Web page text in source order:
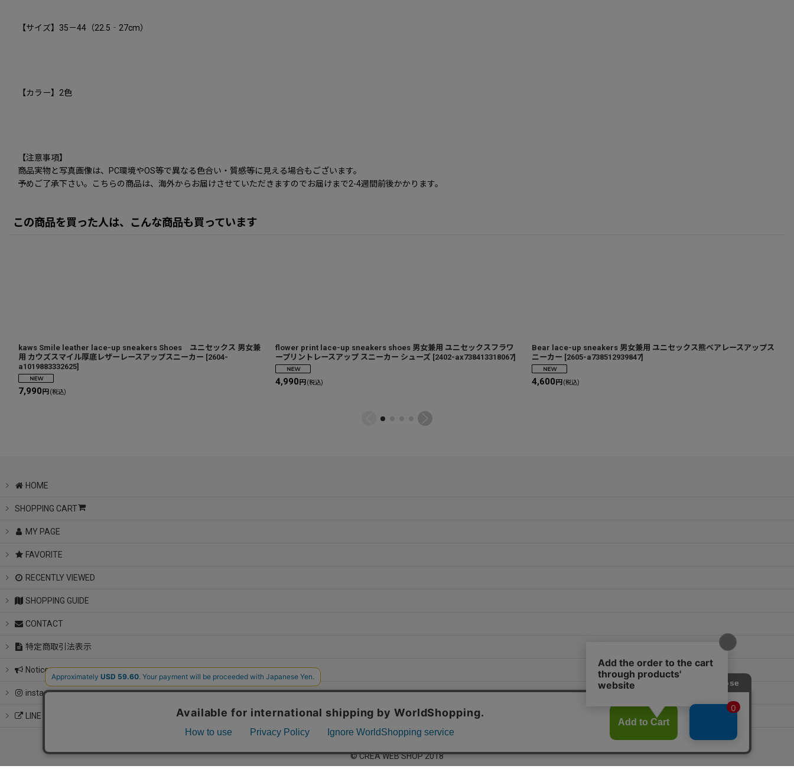
【サイズ】35－44（22.5‐27cm）
【カラー】2色
【注意事項】
商品実物と写真画像は、PC環境やOS等で異なる色合い・質感等に見える場合もございます。
予めご了承下さい。こちらの商品は、海外からお届けさせていただきますのでお届けまで2-4週間前後かかります。
この商品を買った人は、こんな商品も買っています
kaws Smile leather lace-up sneakers Shoes ユニセックス 男女兼
用 カウズスマイル厚底レザーレースアップスニーカー [2604-
a1019883332625]
7,990 円 (税込)
flower print lace-up sneakers shoes 男女兼用 ユニセックスフラワ
ープリントレースアップ スニーカー シューズ [2402-ax738413318067]
4,990 円 (税込)
Bear lace-up sneakers 男女兼用 ユニセックス熊ベアレースアップス
ニーカー [2605-a738512939847]
4,600 円 (税込)
HOME
SHOPPING CART
MY PAGE
FAVORITE
RECENTLY VIEWED
SHOPPING GUIDE
CONTACT
特定商取引法表示
Notice
instagram
LINE
© CREA WEB SHOP 2018